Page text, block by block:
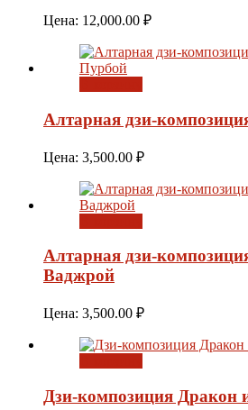
Цена: 12,000.00 ₽
Алтарная дзи-
Цена: 3,500.00 ₽
Алтарная дзи-
Ваджрой
Цена: 3,500.00 ₽
Дзи-композиция Дракон